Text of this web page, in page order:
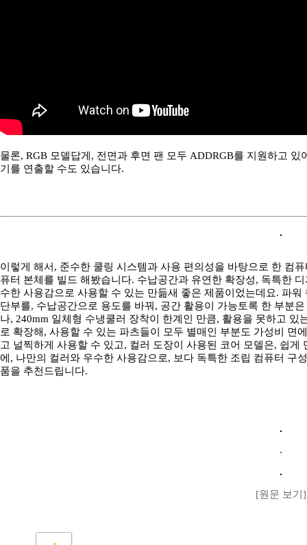
물론, RGB 모델답게, 전면과 후면 팬 모두 ADDRGB를 지원하고
기를 연출할 수도 있습니다.
이렇게 해서, 준수한 쿨링 시스템과 사용 편의성을 바탕으로 한 컴
퓨터 본체를 빌드 해봤습니다. 수납공간과 유연한 확장성, 독특한
수한 사용감으로 사용할 수 있는 만듦새 좋은 제품이었는데요. 파
단부를, 수납공간으로 용도를 바꿔, 공간 활용이 가능토록 한 부분
나, 240mm 일체형 수냉쿨러 장착이 한계인 만큼, 활용을 못하고
로 확장해, 사용할 수 있는 파츠들이 모두 별매인 부분도 가성비 면
고 널찍하게 사용할 수 있고, 컬러 도장이 사용된 코어 모델은, 쉽
에, 나만의 컬러와 우수한 사용감으로, 보다 독특한 조립 컴퓨터 구
품을 추천드립니다.
[원문 보기]